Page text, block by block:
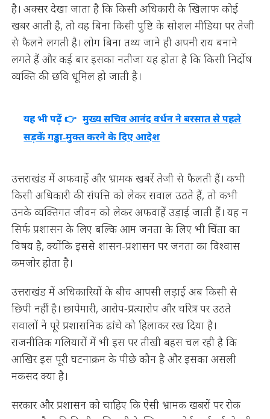
है। अक्सर देखा जाता है कि किसी अधिकारी के खिलाफ कोई
खबर आती है, तो वह बिना किसी पुष्टि के सोशल मीडिया पर तेजी
से फैलने लगती है। लोग बिना तथ्य जाने ही अपनी राय बनाने
लगते हैं और कई बार इसका नतीजा यह होता है कि किसी निर्दोष
व्यक्ति की छवि धूमिल हो जाती है।
यह भी पढ़ें 👉 मुख्य सचिव आनंद वर्धन ने बरसात से पहले
सड़कें गड्ढा‑मुक्त करने के दिए आदेश
उत्तराखंड में अफवाहें और भ्रामक खबरें तेजी से फैलती हैं। कभी
किसी अधिकारी की संपत्ति को लेकर सवाल उठते हैं, तो कभी
उनके व्यक्तिगत जीवन को लेकर अफवाहें उड़ाई जाती हैं। यह न
सिर्फ प्रशासन के लिए बल्कि आम जनता के लिए भी चिंता का
विषय है, क्योंकि इससे शासन-प्रशासन पर जनता का विश्वास
कमजोर होता है।
उत्तराखंड में अधिकारियों के बीच आपसी लड़ाई अब किसी से
छिपी नहीं है। छापेमारी, आरोप-प्रत्यारोप और चरित्र पर उठते
सवालों ने पूरे प्रशासनिक ढांचे को हिलाकर रख दिया है।
राजनीतिक गलियारों में भी इस पर तीखी बहस चल रही है कि
आखिर इस पूरी घटनाक्रम के पीछे कौन है और इसका असली
मकसद क्या है।
सरकार और प्रशासन को चाहिए कि ऐसी भ्रामक खबरों पर रोक